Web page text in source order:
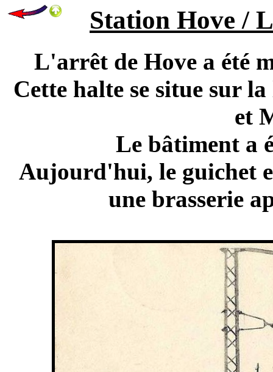
Station Hove /
L'arrêt de Hove a été
Cette halte se situe sur
et
Le bâtiment a
Aujourd'hui, le guichet
une brasserie